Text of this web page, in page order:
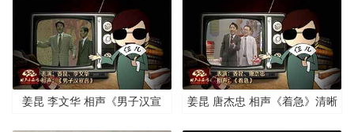
姜昆 李文华 相声《男子汉宣
姜昆 唐杰忠 相声《着急》清晰